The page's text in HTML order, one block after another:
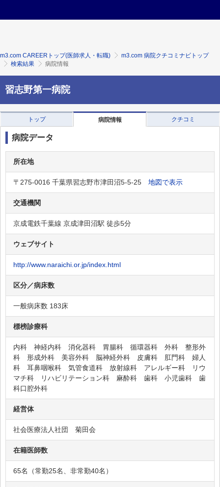
m3.com CAREERトップ(医師求人・転職)
m3.com 病院クチコミナビトップ
検索結果
病院情報
習志野第一病院
トップ 病院情報 クチコミ
病院データ
所在地
〒275-0016 千葉県習志野市津田沼5-5-25 地図で表示
交通機関
京成電鉄千葉線 京成津田沼駅 徒歩5分
ウェブサイト
http://www.naraichi.or.jp/index.html
区分／病床数
一般病床数 183床
標榜診療科
内科 神経内科 消化器科 胃腸科 循環器科 外科 整形外
科 形成外科 美容外科 脳神経外科 皮膚科 肛門科 婦人
科 耳鼻咽喉科 気管食道科 放射線科 アレルギー科 リウ
マチ科 リハビリテーション科 麻酔科 歯科 小児歯科 歯
科口腔外科
経営体
社会医療法人社団 菊田会
在籍医師数
65名（常勤25名、非常勤40名）